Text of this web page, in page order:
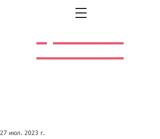
27 июл. 2023 г.